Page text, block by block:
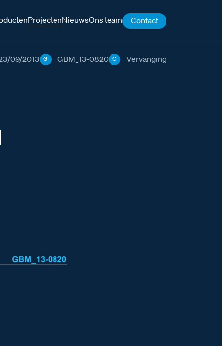
ProjectenNieuwsOns team Contact
09/2013 G GBM_13-0820 C Vervanging